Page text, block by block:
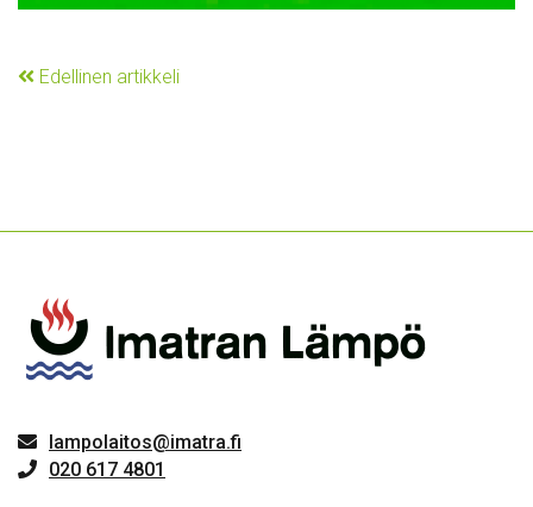
Edellinen artikkeli
lampolaitos@imatra.fi
020 617 4801